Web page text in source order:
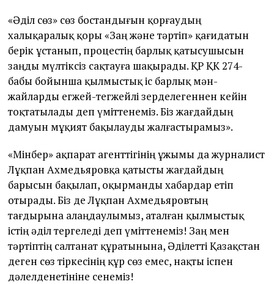
«Әділ сөз» сөз бостандығын қорғаудың
халықаралық қоры «Заң және тәртіп» қағидатын
берік ұстанып, процестің барлық қатысушысын
заңды мүлтіксіз сақтауға шақырады. ҚР ҚК 274-
бабы бойынша қылмыстық іс барлық мән-
жайларды егжей-тегжейлі зерделегеннен кейін
тоқтатылады деп үміттенеміз. Біз жағдайдың
дамуын мұқият бақылауды жалғастырамыз».
«Мінбер» ақпарат агенттігінің ұжымы да журналист
Лұқпан Ахмедьяровқа қатысты жағдайдың
барысын бақылап, оқырманды хабардар етіп
отырады. Біз де Лұқпан Ахмедьяровтың
тағдырына алаңдаулымыз, аталған қылмыстық
істің әділ тергеледі деп үміттенеміз! Заң мен
тәртіптің салтанат құратынына, Әділетті Қазақстан
деген сөз тіркесінің құр сөз емес, нақты іспен
дәлелденетініне сенеміз!